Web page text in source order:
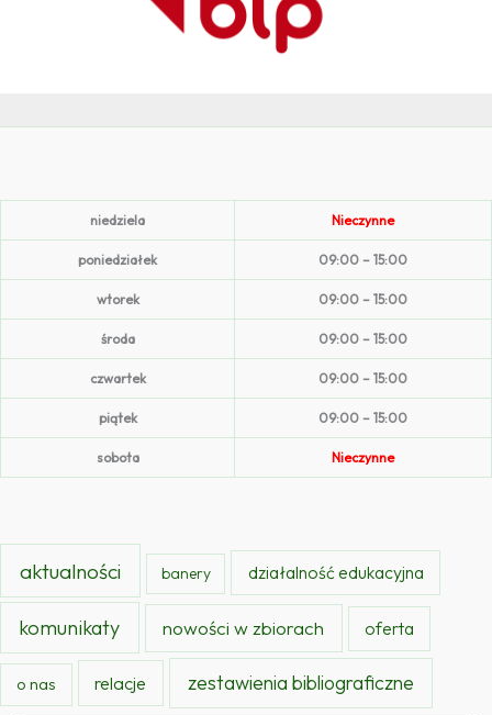
niedziela Nieczynne
poniedziałek 09:00 – 15:00
wtorek 09:00 – 15:00
środa 09:00 – 15:00
czwartek 09:00 – 15:00
piątek 09:00 – 15:00
sobota Nieczynne
aktualności banery działalność edukacyjna
komunikaty nowości w zbiorach oferta
o nas relacje zestawienia bibliograficzne